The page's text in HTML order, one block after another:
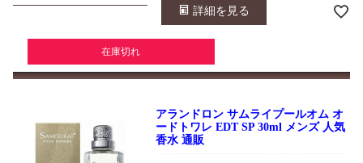
詳細を見る
在庫切れ
アランドロン サムライプールオム オ
ードトワレ EDT SP 30ml メンズ 人気
香水 通販